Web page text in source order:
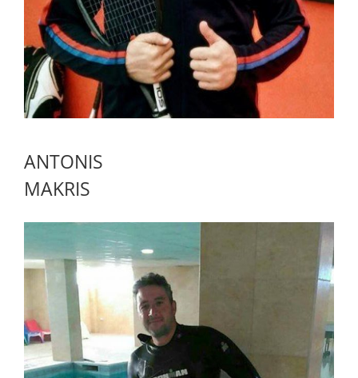
ANTONIS
MAKRIS